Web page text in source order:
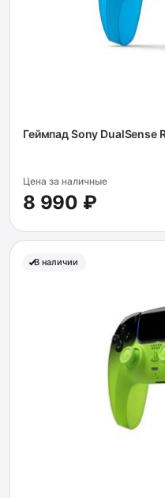
Геймпад Sony DualSense
Цена за наличные
8 990 ₽
В наличии